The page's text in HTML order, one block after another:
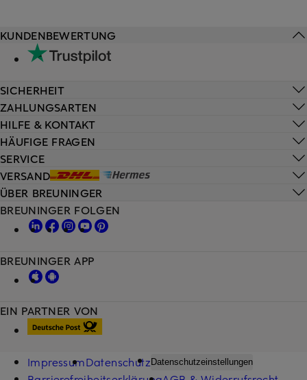
HILFE & KONTAKT
HÄUFIGE FRAGEN
SERVICE
VERSAND
KUNDENBEWERTUNG
SICHERHEIT
ZAHLUNGSARTEN
ÜBER BREUNINGER
EIN PARTNER VON
BREUNINGER FOLGEN
BREUNINGER APP
ImpressumDatenschutz Datenschutzeinstellungen